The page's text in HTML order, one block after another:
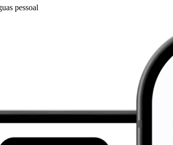
pessoal